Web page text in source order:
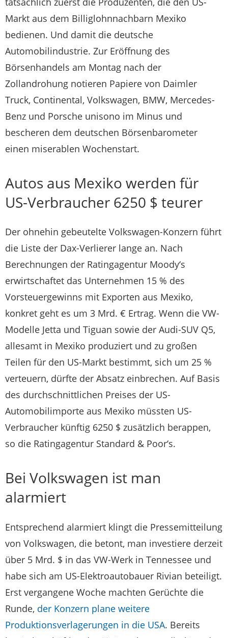
Markt aus dem Billiglohnnachbarn Mexiko
bedienen. Und damit die deutsche
Automobilindustrie. Zur Eröffnung des
Börsenhandels am Montag nach der
Zollandrohung notieren Papiere von Daimler
Truck, Continental, Volkswagen, BMW, Mercedes-
Benz und Porsche unisono im Minus und
bescheren dem deutschen Börsenbarometer
einen miserablen Wochenstart.
Autos aus Mexiko werden für
US-Verbraucher 6250 $ teurer
Der ohnehin gebeutelte Volkswagen-Konzern führt
die Liste der Dax-Verlierer lange an. Nach
Berechnungen der Ratingagentur Moody‘s
erwirtschaftet das Unternehmen 15 % des
Vorsteuergewinns mit Exporten aus Mexiko,
konkret geht es um 3 Mrd. € Ertrag. Wenn die VW-
Modelle Jetta und Tiguan sowie der Audi-SUV Q5,
allesamt in Mexiko produziert und zu großen
Teilen für den US-Markt bestimmt, sich um 25 %
verteuern, dürfte der Absatz einbrechen. Auf Basis
des durchschnittlichen Preises der US-
Automobilimporte aus Mexiko müssten US-
Verbraucher künftig 6250 $ zusätzlich berappen,
so die Ratingagentur Standard & Poor‘s.
Bei Volkswagen ist man
alarmiert
Entsprechend alarmiert klingt die Pressemitteilung
von Volkswagen, die betont, man investiere derzeit
über 5 Mrd. $ in das VW-Werk in Tennessee und
habe sich am US-Elektroautobauer Rivian beteiligt.
Erst vergangene Woche machten Gerüchte die
Runde, der Konzern plane weitere
Produktionsverlagerungen in die USA. Bereits